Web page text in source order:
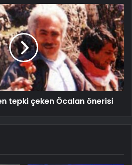
tepki çeken Öcalan önerisi